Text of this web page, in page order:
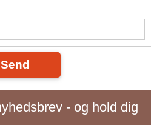
Send
- og hold dig